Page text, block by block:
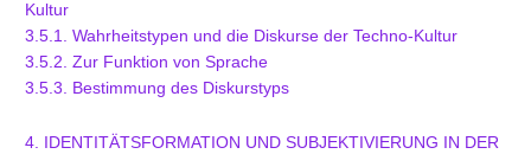
Kultur
3.5.1. Wahrheitstypen und die Diskurse der Techno-Kultur
3.5.2. Zur Funktion von Sprache
3.5.3. Bestimmung des Diskurstyps
4. IDENTITÄTSFORMATION UND SUBJEKTIVIERUNG IN DER